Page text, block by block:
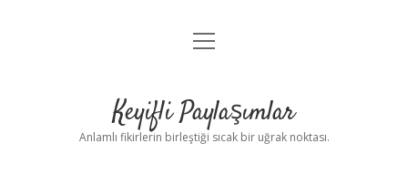
Anasayfa
Yasal Uyarı
menüyü
Keyifli Paylaşımlar
Anlamlı fikirlerin birleştiği sıcak bir uğrak noktası.